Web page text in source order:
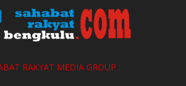
RAKYAT MEDIA GROUP :